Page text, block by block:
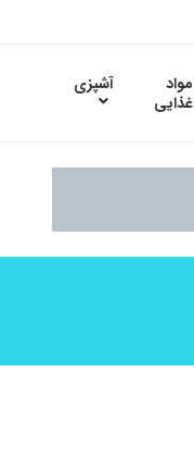
مواد
غذایی
آشپزی